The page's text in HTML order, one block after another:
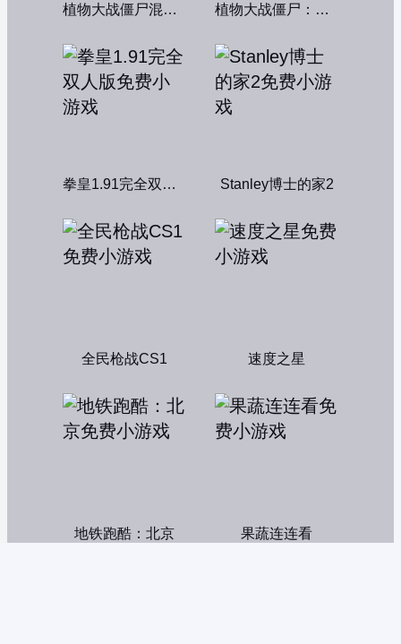
植物大战僵尸混合版 植物大战僵尸：融合变种
拳皇1.91完全双人版 Stanley博士的家2
全民枪战CS1 速度之星
地铁跑酷：北京 果蔬连连看